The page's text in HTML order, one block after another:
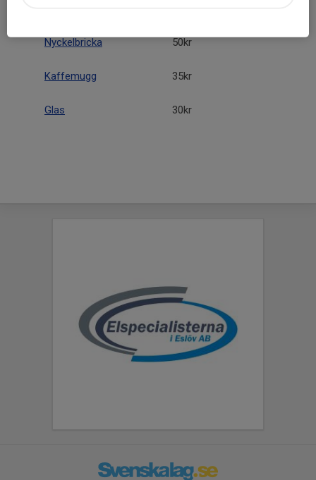
Nyckelbricka 50kr
Kaffemugg 35kr
Glas 30kr